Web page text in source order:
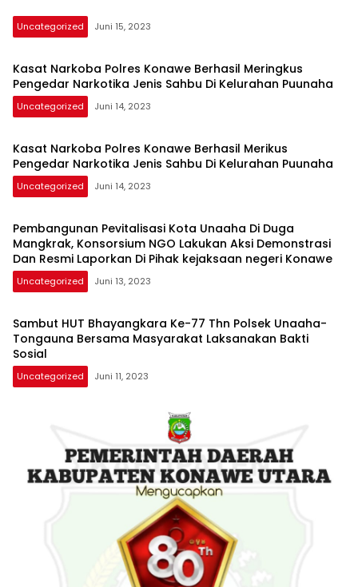
Uncategorized Juni 15, 2023
Kasat Narkoba Polres Konawe Berhasil Meringkus
Pengedar Narkotika Jenis Sahbu Di Kelurahan Puunaha
Uncategorized Juni 14, 2023
Kasat Narkoba Polres Konawe Berhasil Merikus
Pengedar Narkotika Jenis Sahbu Di Kelurahan Puunaha
Uncategorized Juni 14, 2023
Pembangunan Pevitalisasi Kota Unaaha Di Duga
Mangkrak, Konsorsium NGO Lakukan Aksi Demonstrasi
Dan Resmi Laporkan Di Pihak kejaksaan negeri Konawe
Uncategorized Juni 13, 2023
Sambut HUT Bhayangkara Ke-77 Thn Polsek Unaaha-
Tongauna Bersama Masyarakat Laksanakan Bakti
Sosial
Uncategorized Juni 11, 2023